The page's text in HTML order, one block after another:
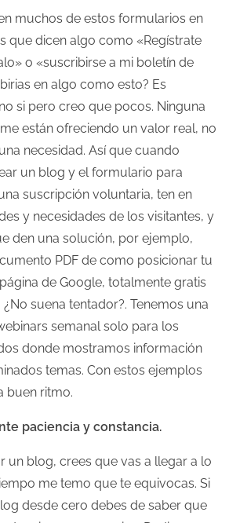
muchos de estos formularios en
que dicen algo como «Regístrate
o «suscribirse a mi boletín de
en algo como esto? Es
si pero creo que pocos. Ninguna
están ofreciendo un valor real, no
necesidad. Así que cuando
un blog y el formulario para
suscripción voluntaria, ten en
y necesidades de los visitantes, y
den una solución, por ejemplo,
PDF de como posicionar tu
de Google, totalmente gratis
suena tentador?. Tenemos una
semanal solo para los
donde mostramos información
temas. Con estos ejemplos
buen ritmo.
paciencia y constancia.
un blog, crees que vas a llegar a lo
me temo que te equivocas. Si
desde cero debes de saber que